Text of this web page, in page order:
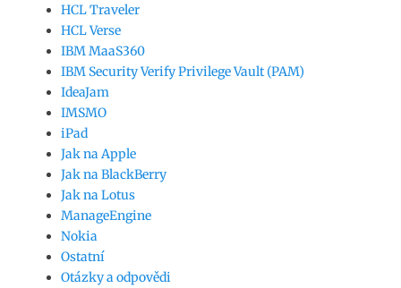
HCL Traveler
HCL Verse
IBM MaaS360
IBM Security Verify Privilege Vault (PAM)
IdeaJam
IMSMO
iPad
Jak na Apple
Jak na BlackBerry
Jak na Lotus
ManageEngine
Nokia
Ostatní
Otázky a odpovědi